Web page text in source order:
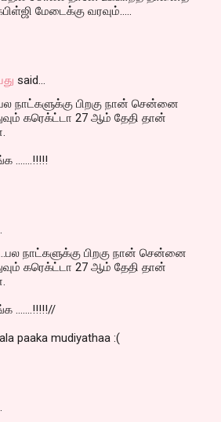
மேடைக்கு வரவும்.....
said…
நாட்களுக்கு பிறகு நான் சென்னை
கரெக்ட்டா 27 ஆம் தேதி தான்
.......!!!!!
நாட்களுக்கு பிறகு நான் சென்னை
கரெக்ட்டா 27 ஆம் தேதி தான்
.......!!!!!//
paaka mudiyathaa :(